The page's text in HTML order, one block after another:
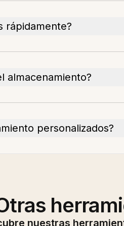
rápidamente?
almacenamiento?
personalizados?
nuestras